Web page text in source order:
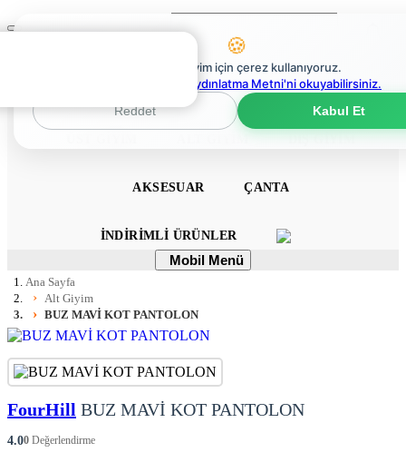
Mobil
0
0
TULUM TAKIM
AKSESUAR ÇANTA
İNDIRIMLI ÜRÜNLER
Mobil
Menü
Mobil Menü
Ana Sayfa
Alt Giyim
BUZ MAVİ KOT PANTOLON
FourHill BUZ MAVİ KOT PANTOLON
4.00 Değerlendirme
🍪
En iyi deneyim için çerez kullanıyoruz.
Çerez Politikaları Aydınlatma Metni'ni okuyabilirsiniz.
Reddet
Kabul Et